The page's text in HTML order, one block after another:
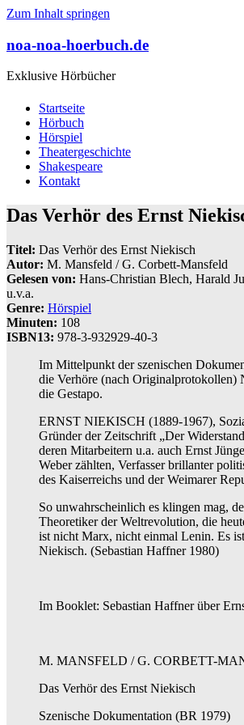
Zum Inhalt springen
noa-noa-hoerbuch.de
Exklusive Hörbücher
Startseite
Hörbuch
Hörspiel
Theatergeschichte
Shakespeare
Kontakt
Das Verhör des Ernst
Titel: Das Verhör des Ernst Niekisch
Autor: M. Mansfeld / G. Corbett-Mansfeld
Gelesen von: Hans-Christian Blech, Harald
u.v.a.
Genre: Hörspiel
Minuten: 108
ISBN13: 978-3-932929-40-3
Im Mittelpunkt der szenischen
die Verhöre (nach Originalprotokollen)
die Gestapo.
ERNST NIEKISCH (1889-1967),
Gründer der Zeitschrift „Der
deren Mitarbeitern u.a. auch Ernst
Weber zählten, Verfasser brillanter
des Kaiserreichs und der Weimarer
So unwahrscheinlich es klingen mag,
Theoretiker der Weltrevolution, die
ist nicht Marx, nicht einmal Lenin. Es ist
Niekisch. (Sebastian Haffner 1980)
Im Booklet: Sebastian Haffner über
M. MANSFELD / G. CORBETT-
Das Verhör des Ernst Niekisch
Szenische Dokumentation (BR 1979)